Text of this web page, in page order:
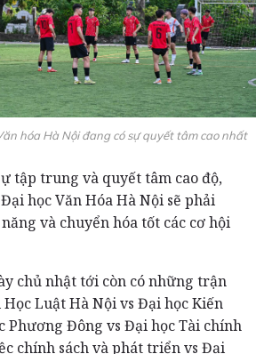
hóa Hà Nội đang có sự quyết tâm cao nhất
tập trung và quyết tâm cao độ,
học Văn Hóa Hà Nội sẽ phải
và chuyển hóa tốt các cơ hội
chủ nhật tới còn có những trận
Luật Hà Nội vs Đại học Kiến
Phương Đông vs Đại học Tài chính
chính sách và phát triển vs Đại